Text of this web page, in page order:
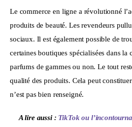
Le commerce en ligne a révolutionné
produits de beauté. Les revendeurs
sociaux. Il est également possible de
certaines boutiques spécialisées dans la
parfums de gammes ou non. Le tout
qualité des produits. Cela peut
n’est pas bien renseigné.
A lire aussi : TikTok ou